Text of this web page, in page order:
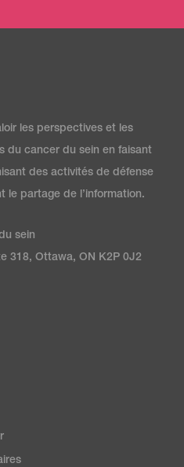
les perspectives et les
du cancer du sein en faisant
des activités de défense
le partage de l’information.
sein
318, Ottawa, ON K2P 0J2